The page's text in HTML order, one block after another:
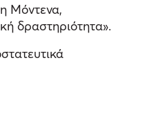
Μόντενα,
δραστηριότητα».